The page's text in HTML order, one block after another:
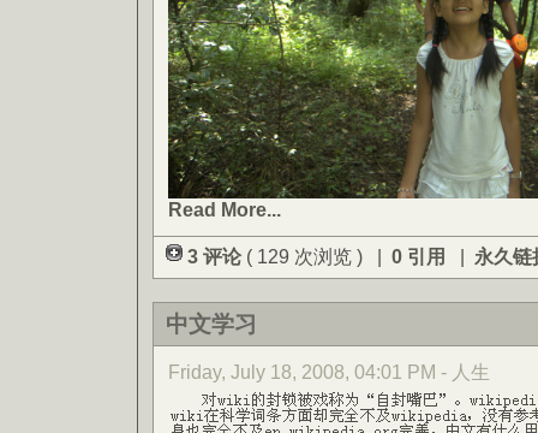
Read More...
3 评论 ( 129 次浏览 ) | 0 引用 | 永久链
中文学习
Friday, July 18, 2008, 04:01 PM - 人生